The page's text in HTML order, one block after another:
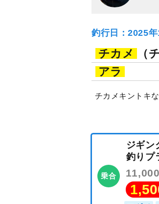
釣行日：2025
チカメ
（
アラ
チカメキントキ
ジ
釣